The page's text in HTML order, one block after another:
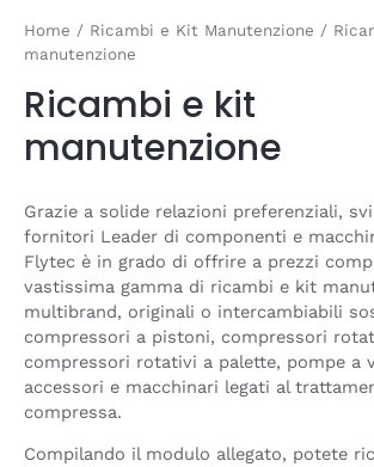
Home / Ricambi e Kit Manutenzione /
manutenzione
Ricambi e kit
manutenzione
Grazie a solide relazioni preferenziali,
fornitori Leader di componenti e
Flytec è in grado di offrire a prezzi
vastissima gamma di ricambi e kit
multibrand, originali o intercambiabili
compressori a pistoni, compressori
compressori rotativi a palette, pompe a
accessori e macchinari legati al
compressa.
Compilando il modulo allegato, potete